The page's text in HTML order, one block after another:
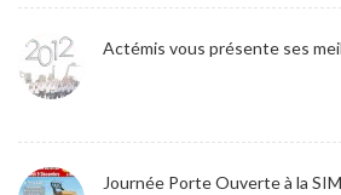
Actémis vous présente ses
Journée Porte Ouverte à la